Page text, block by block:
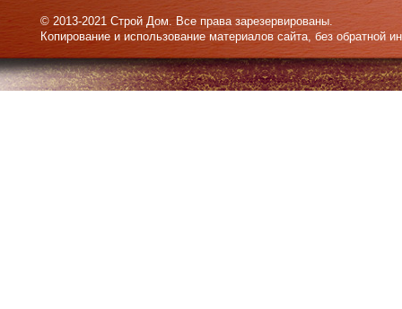
© 2013-2021 Строй Дом. Все права зарезервированы.
Копирование и использование материалов сайта, без обратной